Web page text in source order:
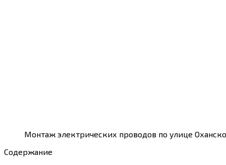
Монтаж электрических проводов по улице
Содержание